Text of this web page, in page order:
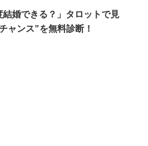
結婚できる？」タロットで見
ャンス”を無料診断！